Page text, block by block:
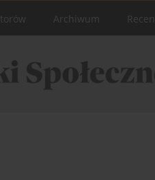
Archiwum